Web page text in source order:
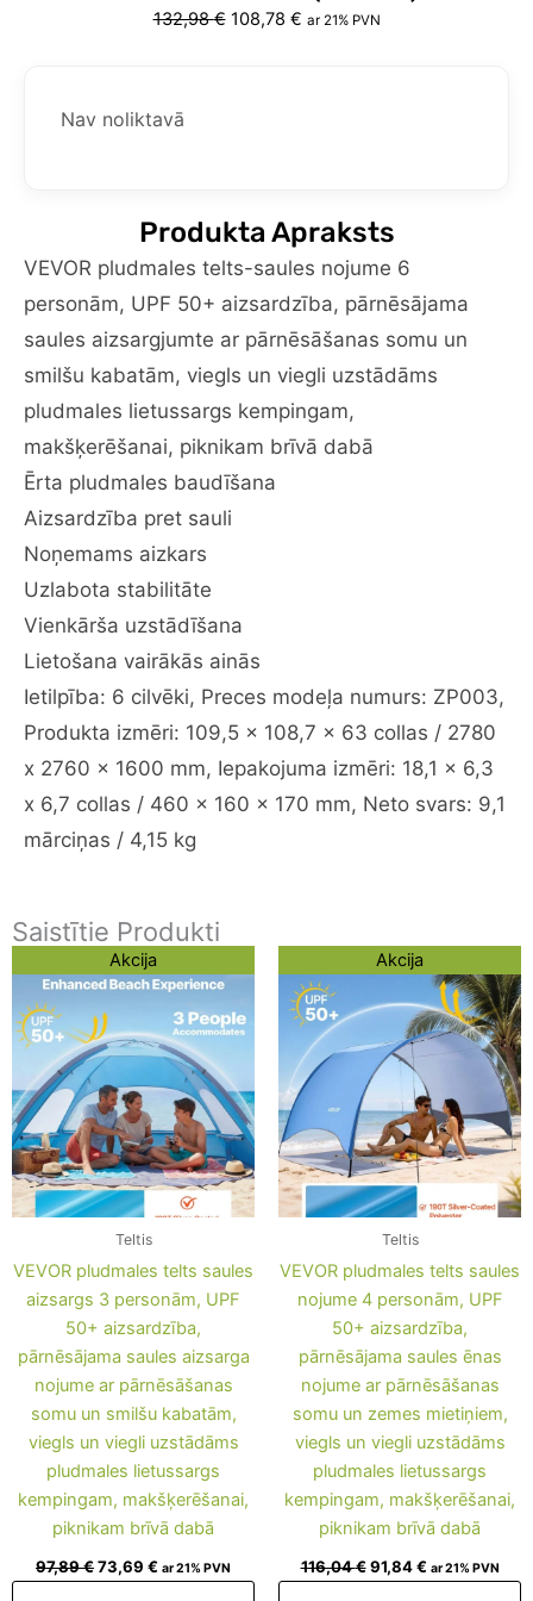
132,98€ Original
108,78 €Current
ar 21% PVN
Nav noliktavā
Produkta Apraksts
VEVOR pludmales telts-saules nojume 6
personām, UPF 50+ aizsardzība, pārnēsājama
saules aizsargjumte ar pārnēsāšanas somu un
smilšu kabatām, viegls un viegli uzstādāms
pludmales lietussargs kempingam,
makšķerēšanai, piknikam brīvā dabā
Ērta pludmales baudīšana
Aizsardzība pret sauli
Noņemams aizkars
Uzlabota stabilitāte
Vienkārša uzstādīšana
Lietošana vairākās ainās
Ietilpība: 6 cilvēki, Preces modeļa numurs: ZP003,
Produkta izmēri: 109,5 x 108,7 x 63 collas / 2780
x 2760 x 1600 mm, Iepakojuma izmēri: 18,1 x 6,3
x 6,7 collas / 460 x 160 x 170 mm, Neto svars: 9,1
mārciņas / 4,15 kg
Saistītie Produkti
Akcija
Teltis
VEVOR pludmales telts saules
aizsargs 3 personām, UPF
50+ aizsardzība,
pārnēsājama saules aizsarga
nojume ar pārnēsāšanas
somu un smilšu kabatām,
viegls un viegli uzstādāms
pludmales lietussargs
kempingam, makšķerēšanai,
piknikam brīvā dabā
97,89€
Original
price
was:
97,89 €.
73,69 €
price
is:
73,69 €.
ar 21% PVN
Akcija
Teltis
VEVOR pludmales telts saules
nojume 4 personām, UPF
50+ aizsardzība,
pārnēsājama saules ēnas
nojume ar pārnēsāšanas
somu un zemes mietiņiem,
viegls un viegli uzstādāms
pludmales lietussargs
kempingam, makšķerēšanai,
piknikam brīvā dabā
116,04€
Original
price
116,04 €.
91,84€
price
is:
91,84 €.
ar 21% PVN